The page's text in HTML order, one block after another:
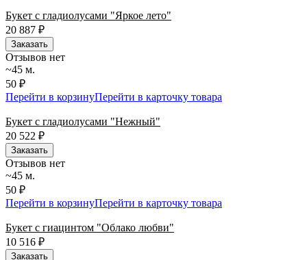
Букет с гладиолусами "Яркое лето"
20 887 ₽
Заказать
Отзывов нет
~45 м.
50 ₽
Перейти в корзинуПерейти в карточку товара
Букет с гладиолусами "Нежный"
20 522 ₽
Заказать
Отзывов нет
~45 м.
50 ₽
Перейти в корзинуПерейти в карточку товара
Букет с гиацинтом "Облако любви"
10 516 ₽
Заказать